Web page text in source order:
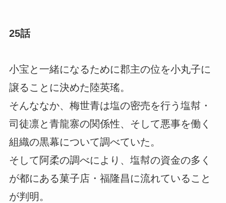
25話
小宝と一緒になるために郡主の位を小丸子に
譲ることに決めた陸英瑤。
そんななか、梅世青は塩の密売を行う塩幇・
司徒凛と青龍寨の関係性、そして悪事を働く
組織の黒幕について調べていた。
そして阿柔の調べにより、塩幇の資金の多く
が都にある菓子店・福隆昌に流れていること
が判明。